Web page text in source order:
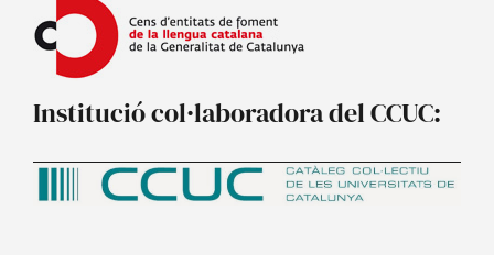
Institució col·laboradora del CCUC: